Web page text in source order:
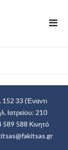
152 33 (Έναντι
Ιατρείου: 210
589 588 Κινητό